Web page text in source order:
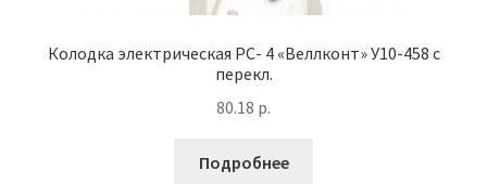
Колодка электрическая РС- 4 «Веллконт» У10-458 с
перекл.
80.18 р.
Подробнее